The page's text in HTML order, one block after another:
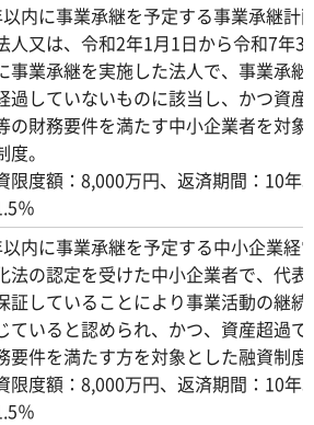
内に事業承継を予定する事業承継計
人又は、令和2年1月1日から令和7年3
事業承継を実施した法人で、事業承
過していないものに該当し、かつ資
の財務要件を満たす中小企業者を対
度。
限度額：8,000万円、返済期間：10年
％
内に事業承継を予定する中小企業経
法の認定を受けた中小企業者で、代
証していることにより事業活動の継
ていると認められ、かつ、資産超過
要件を満たす方を対象とした融資制度
限度額：8,000万円、返済期間：10年
％